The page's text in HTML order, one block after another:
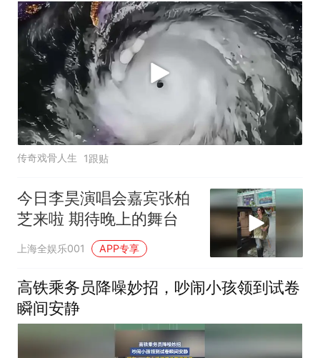
传奇戏骨人生 1跟贴
今日李昊演唱会嘉宾张柏
芝来啦 期待晚上的舞台
上海全娱乐001 APP专享
高铁乘务员降噪妙招，吵闹小孩领到试卷
瞬间安静